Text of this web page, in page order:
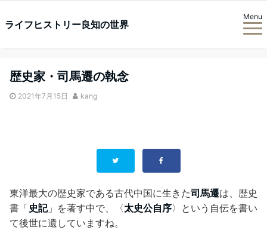
ライフヒストリー良知の世界
Menu
歴史家・司馬遷の執念
2021年7月15日 kang
東洋最大の歴史家である古代中国に生きた司馬遷は、歴史
書「史記」を著す中で、〈太史公自序〉という自伝を書い
て後世に遺していますね。